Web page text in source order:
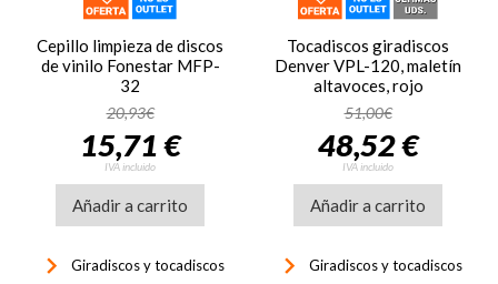
Cepillo limpieza de discos
de vinilo Fonestar MFP-
32
20,93€
15,71 €
IVA incluido
Añadir a carrito
keyboard_arrow_right Giradiscos y tocadiscos
Tocadiscos giradiscos
Denver VPL-120, maletín
altavoces, rojo
51,00€
48,52 €
IVA incluido
Añadir a carrito
keyboard_arrow_right Giradiscos y tocadiscos